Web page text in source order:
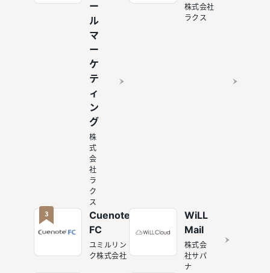
ー
ル
マ
ー
ケ
テ
ィ
ン
グ
株
式
会
社
ラ
ク
ス
株式会社
ラクス
3
Cuenote
FC
ユミルリン
ク株式会社
WiLL
Mail
株式会
社サパ
ナ